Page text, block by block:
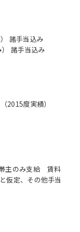
諸手当込み
） 諸手当込み
度実績）
主のみ支給 賃料
仮定、その他手当